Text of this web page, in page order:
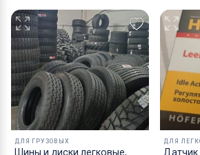
ДЛЯ ГРУЗОВЫХ
Шины и диски легковые,
ДЛЯ
Датчик